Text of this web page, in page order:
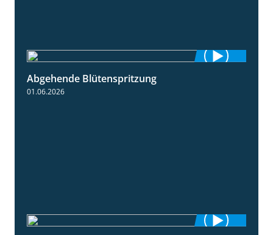
Abgehende Blütenspritzung
01.06.2026